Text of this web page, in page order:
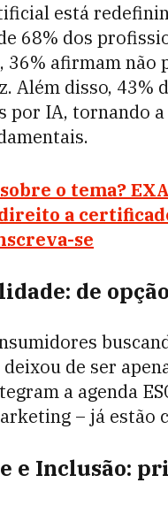
está
68% dos
36% afirmam
Além disso, 43%
por IA, tornando
o tema?
a
se
de
de ser
a agenda
– já estão
e Inclusão: